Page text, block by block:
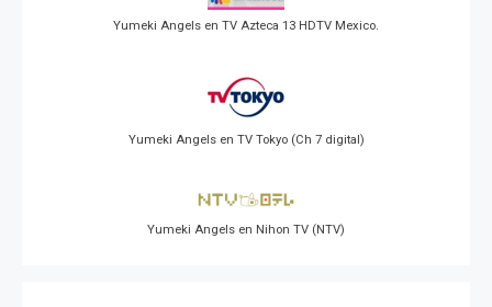
Yumeki Angels en TV Azteca 13 HDTV Mexico.
Yumeki Angels en TV Tokyo (Ch 7 digital)
Yumeki Angels en Nihon TV (NTV)